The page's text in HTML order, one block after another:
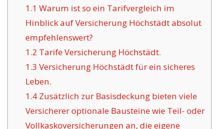
1.1 Warum ist so ein Tarifvergleich im
Hinblick auf Versicherung Höchstädt absolut
empfehlenswert?
1.2 Tarife Versicherung Höchstädt.
1.3 Versicherung Höchstädt für ein sicheres
Leben.
1.4Zusätzlich zur Basisdeckung bieten viele
Versicherer optionale Bausteine wie Teil- oder
Vollkaskoversicherungen an, die eigene